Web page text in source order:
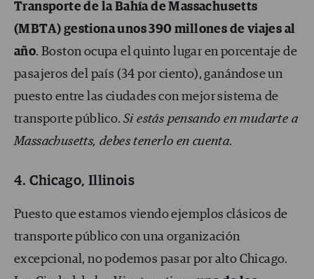
Transporte de la Bahía de Massachusetts
(MBTA) gestiona unos 390 millones de viajes al
año. Boston ocupa el quinto lugar en porcentaje de
pasajeros del país (34 por ciento), ganándose un
puesto entre las ciudades con mejor sistema de
transporte público. Si estás pensando en mudarte a
Massachusetts, debes tenerlo en cuenta.
4. Chicago, Illinois
Puesto que estamos viendo ejemplos clásicos de
transporte público con una organización
excepcional, no podemos pasar por alto Chicago.